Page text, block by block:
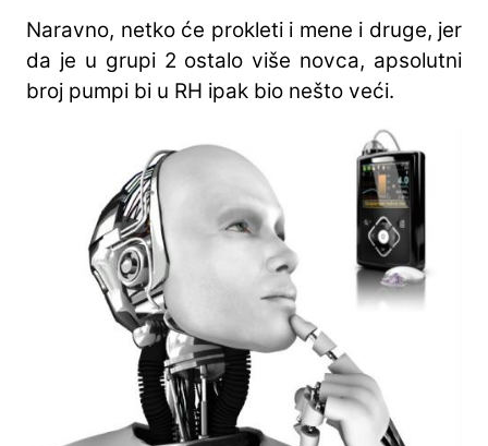
Naravno, netko će prokleti i mene i druge, jer
da je u grupi 2 ostalo više novca, apsolutni
broj pumpi bi u RH ipak bio nešto veći.